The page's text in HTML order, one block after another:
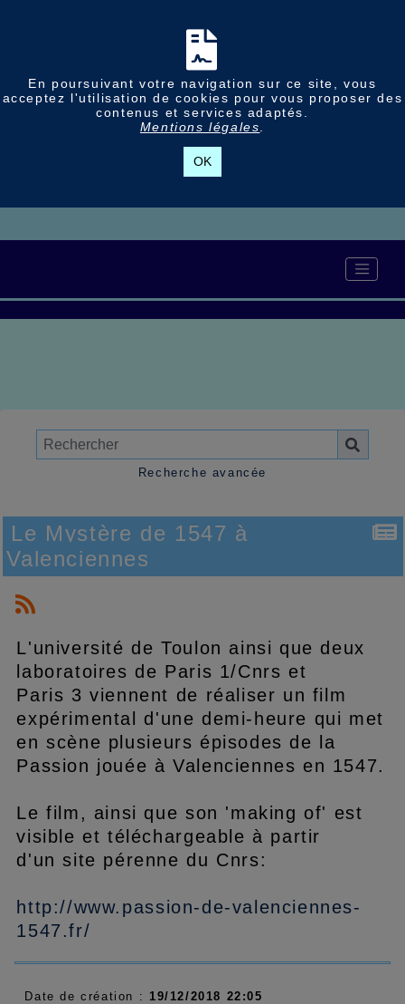
En poursuivant votre navigation sur ce site, vous
acceptez l'utilisation de cookies pour vous proposer des
contenus et services adaptés.
Mentions légales
OK
Recherche avancée
Le Mystère de 1547 à
Valenciennes
L'université de Toulon ainsi que deux
laboratoires de Paris 1/Cnrs et
Paris 3 viennent de réaliser un film
expérimental d'une demi-heure qui met
en scène plusieurs épisodes de la
Passion jouée à Valenciennes en 1547.
Le film, ainsi que son 'making of' est
visible et téléchargeable à partir
d'un site pérenne du Cnrs:
http://www.passion-de-valenciennes-
1547.fr/
Date de création : 19/12/2018 22:05